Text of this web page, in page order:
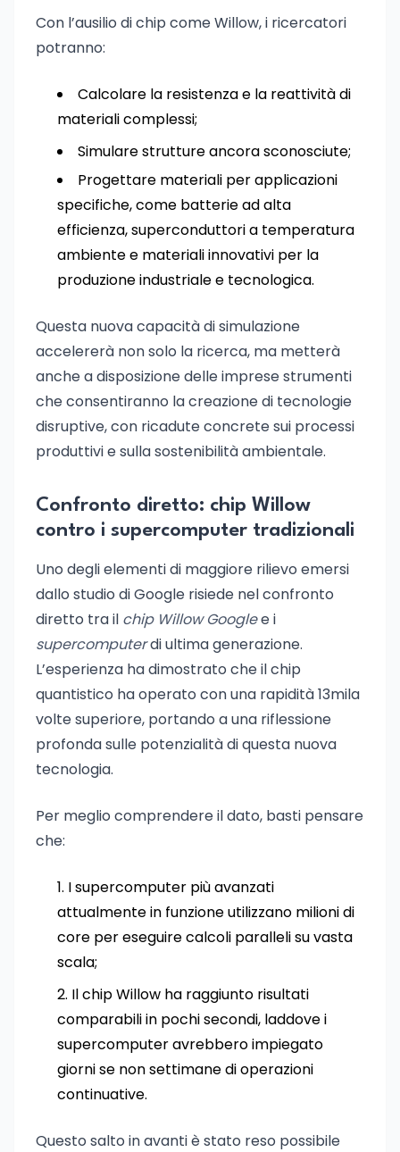
Con l’ausilio di chip come Willow, i ricercatori
potranno:
Calcolare la resistenza e la reattività di
materiali complessi;
Simulare strutture ancora sconosciute;
Progettare materiali per applicazioni
specifiche, come batterie ad alta
efficienza, superconduttori a temperatura
ambiente e materiali innovativi per la
produzione industriale e tecnologica.
Questa nuova capacità di simulazione
accelererà non solo la ricerca, ma metterà
anche a disposizione delle imprese strumenti
che consentiranno la creazione di tecnologie
disruptive, con ricadute concrete sui processi
produttivi e sulla sostenibilità ambientale.
Confronto diretto: chip Willow
contro i supercomputer tradizionali
Uno degli elementi di maggiore rilievo emersi
dallo studio di Google risiede nel confronto
diretto tra il chip Willow Googlee i
supercomputerdi ultima generazione.
L’esperienza ha dimostrato che il chip
quantistico ha operato con una rapidità 13mila
volte superiore, portando a una riflessione
profonda sulle potenzialità di questa nuova
tecnologia.
Per meglio comprendere il dato, basti pensare
che:
I supercomputer più avanzati
attualmente in funzione utilizzano milioni di
core per eseguire calcoli paralleli su vasta
scala;
Il chip Willow ha raggiunto risultati
comparabili in pochi secondi, laddove i
supercomputer avrebbero impiegato
giorni se non settimane di operazioni
continuative.
Questo salto in avanti è stato reso possibile